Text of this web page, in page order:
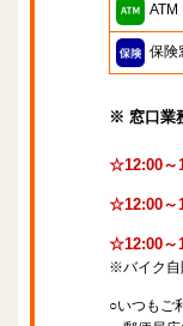
ATM
保険
※ 窓口業
☆12:00～
☆12:00～
☆12:00～
※バイク自
○いつもご